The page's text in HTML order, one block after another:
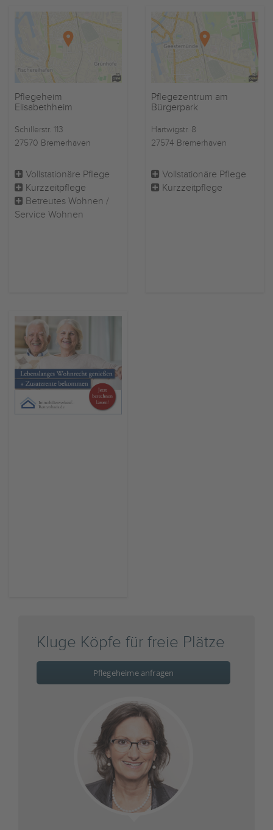
Pflegeheim
Elisabethheim
Schillerstr. 113
27570 Bremerhaven
Vollstationäre Pflege
Kurzzeitpflege
Betreutes Wohnen /
Service Wohnen
Pflegezentrum am
Bürgerpark
Hartwigstr. 8
27574 Bremerhaven
Vollstationäre Pflege
Kurzzeitpflege
Kluge Köpfe für freie Plätze
Pflegeheime anfragen